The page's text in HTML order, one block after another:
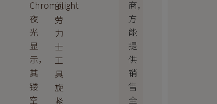
Chromalight
夜
光
显
示，
其
镂
空
的
劳
力
士
工
具
旋
紧
商，
方
能
提
供
销
售
全